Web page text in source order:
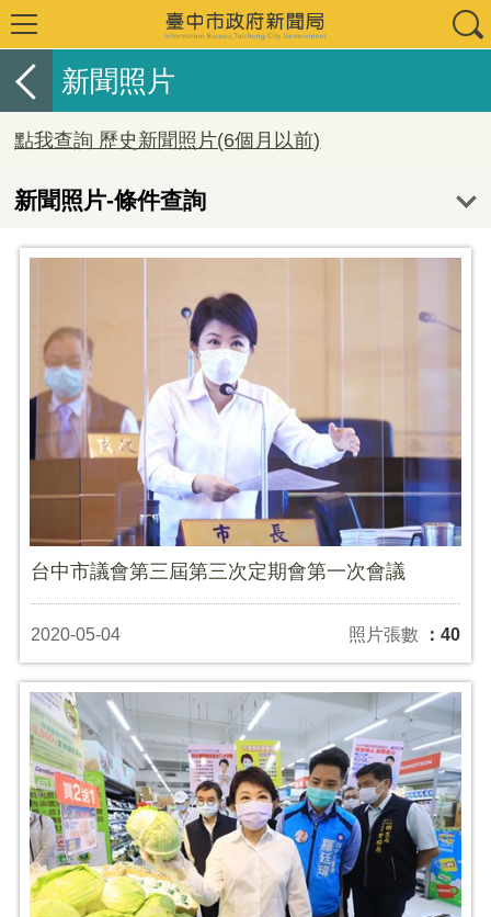
新聞照片
點我查詢 歷史新聞照片(6個月以前)
新聞照片-條件查詢
台中市議會第三屆第三次定期會第一次會議
2020-05-04 照片張數 ：40